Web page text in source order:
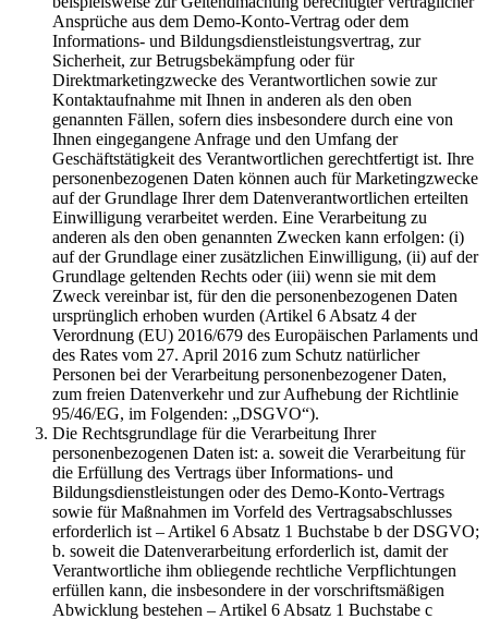
Ansprüche aus dem Demo-Konto-Vertrag oder dem
Informations- und Bildungsdienstleistungsvertrag, zur
Sicherheit, zur Betrugsbekämpfung oder für
Direktmarketingzwecke des Verantwortlichen sowie zur
Kontaktaufnahme mit Ihnen in anderen als den oben
genannten Fällen, sofern dies insbesondere durch eine von
Ihnen eingegangene Anfrage und den Umfang der
Geschäftstätigkeit des Verantwortlichen gerechtfertigt ist. Ihre
personenbezogenen Daten können auch für Marketingzwecke
auf der Grundlage Ihrer dem Datenverantwortlichen erteilten
Einwilligung verarbeitet werden. Eine Verarbeitung zu
anderen als den oben genannten Zwecken kann erfolgen: (i)
auf der Grundlage einer zusätzlichen Einwilligung, (ii) auf der
Grundlage geltenden Rechts oder (iii) wenn sie mit dem
Zweck vereinbar ist, für den die personenbezogenen Daten
ursprünglich erhoben wurden (Artikel 6 Absatz 4 der
Verordnung (EU) 2016/679 des Europäischen Parlaments und
des Rates vom 27. April 2016 zum Schutz natürlicher
Personen bei der Verarbeitung personenbezogener Daten,
zum freien Datenverkehr und zur Aufhebung der Richtlinie
95/46/EG, im Folgenden: „DSGVO“).
Die Rechtsgrundlage für die Verarbeitung Ihrer
personenbezogenen Daten ist: a. soweit die Verarbeitung für
die Erfüllung des Vertrags über Informations- und
Bildungsdienstleistungen oder des Demo-Konto-Vertrags
sowie für Maßnahmen im Vorfeld des Vertragsabschlusses
erforderlich ist – Artikel 6 Absatz 1 Buchstabe b der DSGVO;
b. soweit die Datenverarbeitung erforderlich ist, damit der
Verantwortliche ihm obliegende rechtliche Verpflichtungen
erfüllen kann, die insbesondere in der vorschriftsmäßigen
Abwicklung bestehen – Artikel 6 Absatz 1 Buchstabe c